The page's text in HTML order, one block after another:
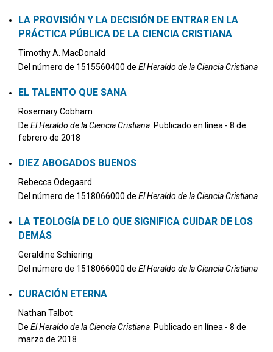
LA PROVISIÓN Y LA DECISIÓN DE ENTRAR EN LA
PRÁCTICA PÚBLICA DE LA CIENCIA CRISTIANA
Timothy A. MacDonald
Del número de 1515560400 de El Heraldo de la Ciencia Cristiana
EL TALENTO QUE SANA
Rosemary Cobham
De El Heraldo de la Ciencia Cristiana . Publicado en línea - 8 de
febrero de 2018
DIEZ ABOGADOS BUENOS
Rebecca Odegaard
Del número de 1518066000 de El Heraldo de la Ciencia Cristiana
LA TEOLOGÍA DE LO QUE SIGNIFICA CUIDAR DE LOS
DEMÁS
Geraldine Schiering
Del número de 1518066000 de El Heraldo de la Ciencia Cristiana
CURACIÓN ETERNA
Nathan Talbot
De El Heraldo de la Ciencia Cristiana . Publicado en línea - 8 de
marzo de 2018